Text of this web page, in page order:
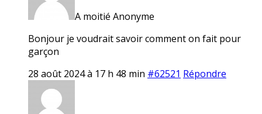
A moitié Anonyme
Bonjour je voudrait savoir comment on fait pour
garçon
28 août 2024 à 17 h 48 min #62521 Répondre